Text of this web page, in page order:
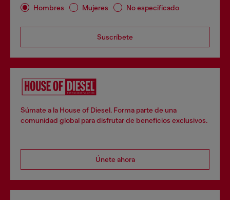
Hombres Mujeres No especificado
Suscríbete
Súmate a la House of Diesel. Forma parte de una
comunidad global para disfrutar de beneficios exclusivos.
Únete ahora